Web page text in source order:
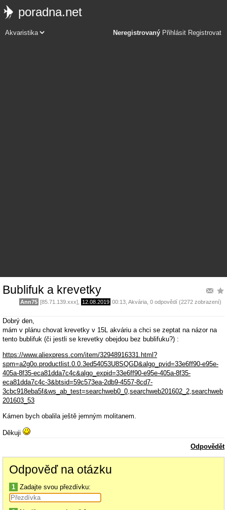
poradna.net
Neregistrovaný Přihlásit Registrovat
Bublifuk a krevetky
Ann75 [85.71.139.xxx], 12.08.2019 00:13 Akvária , 0 odpovědí (2272 zobrazení)
Dobrý den,
mám v plánu chovat krevetky v 15L akváriu a chci se zeptat na názor na
tento bublifuk (či jestli se krevetky obejdou bez bublifuku?) :
https://www.aliexpress.com/item/32948916331.html?
spm=a2g0o.productlist.0.0.3ed54053U8SQGD&algo_pvid=33e6ff90-e95e-
405a-8f35-eca81dda7c4c&algo_expid=33e6ff90-e95e-405a-8f35-
eca81dda7c4c-3&btsid=59c573ea-2db9-4557-8cd7-
3cbc918eba5f&ws_ab_test=searchweb0_0,searchweb201602_2,searchweb
201603_53
Kámen bych obalila ještě jemným molitanem.
Děkuji
Odpovědět
Odpověď na otázku
1 Zadajte svou přezdívku: